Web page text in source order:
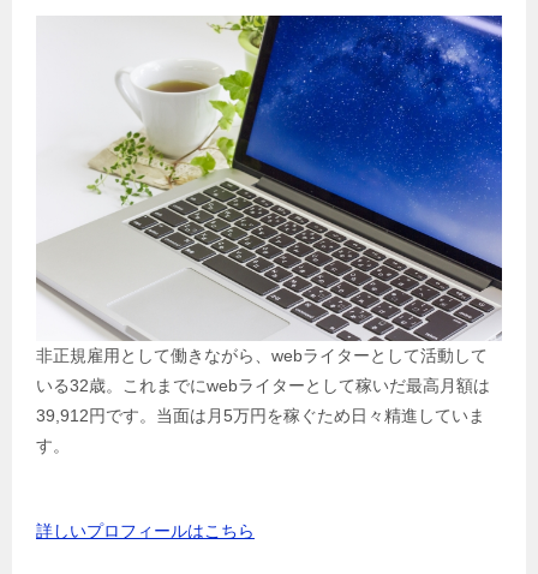
非正規雇用として働きながら、webライターとして活動して
いる32歳。これまでにwebライターとして稼いだ最高月額は
39,912円です。当面は月5万円を稼ぐため日々精進していま
す。
詳しいプロフィールはこちら